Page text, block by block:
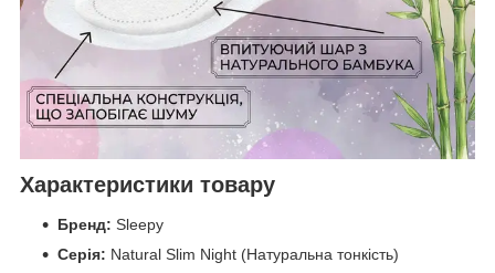
Характеристики товару
Бренд: Sleepy
Серія: Natural Slim Night (Натуральна тонкість)